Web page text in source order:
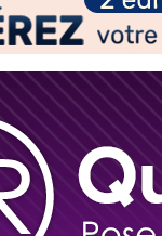
2
6
4